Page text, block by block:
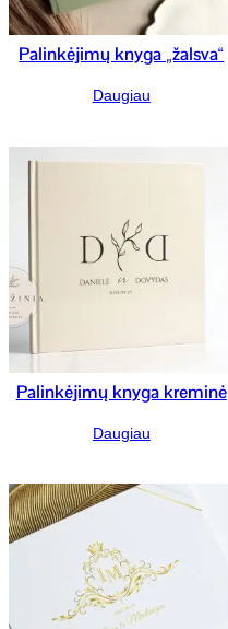
Palinkėjimų knyga „žalsva“
Daugiau
Palinkėjimų knyga kreminė
Daugiau